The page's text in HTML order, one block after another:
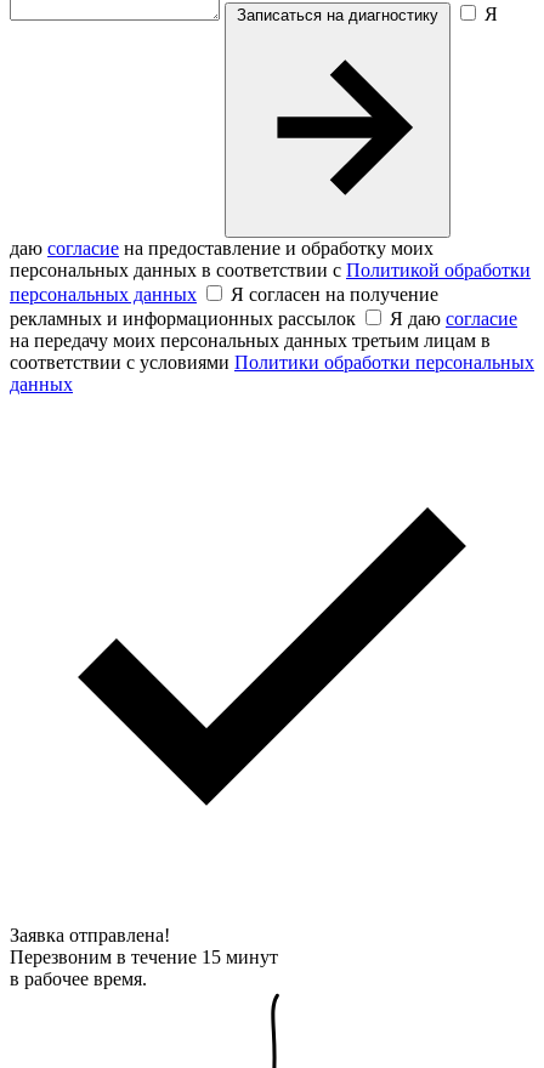
Записаться на диагностику Я
даю согласие на предоставление и обработку моих
персональных данных в соответствии с Политикой обработки
персональных данных
Я согласен на получение
рекламных и информационных рассылок
Я даю согласие
на передачу моих персональных данных третьим лицам в
соответствии с условиями Политики обработки персональных
данных
Заявка отправлена!
Перезвоним в течение 15 минут
в рабочее время.